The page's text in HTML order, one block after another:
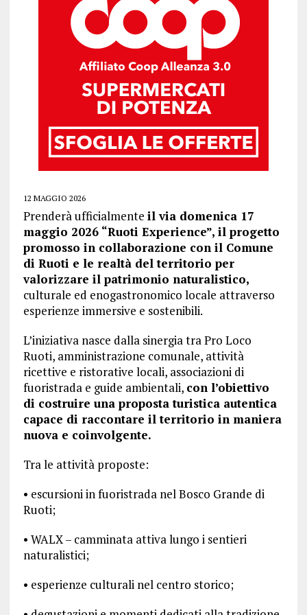
12 MAGGIO 2026
Prenderà ufficialmente il via domenica 17
maggio 2026 “Ruoti Experience”, il progetto
promosso in collaborazione con il Comune
di Ruoti e le realtà del territorio per
valorizzare il patrimonio naturalistico,
culturale ed enogastronomico locale attraverso
esperienze immersive e sostenibili.
L’iniziativa nasce dalla sinergia tra Pro Loco
Ruoti, amministrazione comunale, attività
ricettive e ristorative locali, associazioni di
fuoristrada e guide ambientali, con l’obiettivo
di costruire una proposta turistica autentica
capace di raccontare il territorio in maniera
nuova e coinvolgente.
Tra le attività proposte:
• escursioni in fuoristrada nel Bosco Grande di
Ruoti;
• WALX – camminata attiva lungo i sentieri
naturalistici;
• esperienze culturali nel centro storico;